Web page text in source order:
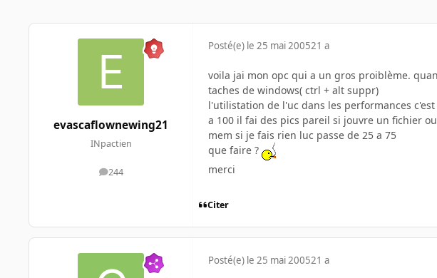
evascaflownewing21
INpactien
244
messages
Posté(e) le 25 mai 200521 a
voila jai mon opc qui a un gros proiblème.
taches de windows( ctrl + alt suppr)
l'utilistation de l'uc dans les performances
a 100 il fai des pics pareil si jouvre un fichier
mem si je fais rien luc passe de 25 a 75
que faire ?
merci
Citer
Posté(e) le 25 mai 200521 a